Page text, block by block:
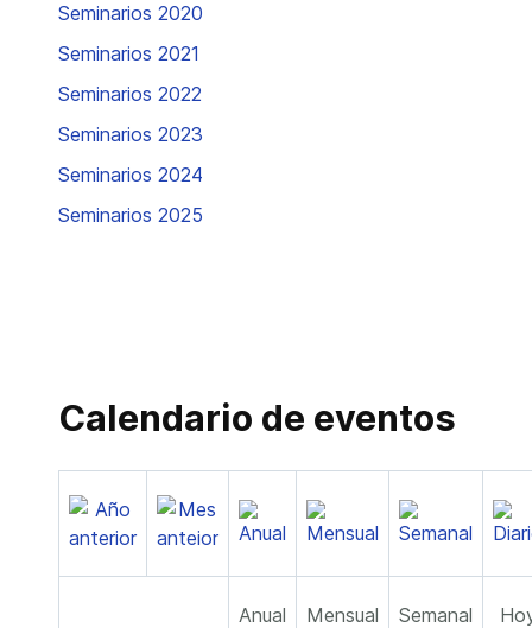
Seminarios 2020
Seminarios 2021
Seminarios 2022
Seminarios 2023
Seminarios 2024
Seminarios 2025
Calendario de eventos
Anual Mensual Semanal